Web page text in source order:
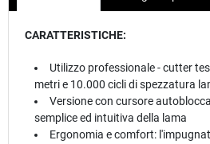
CARATTERISTICHE:
Utilizzo professionale - cutter
metri e 10.000 cicli di spezzatura
Versione con cursore
semplice ed intuitiva della lama
Ergonomia e comfort: